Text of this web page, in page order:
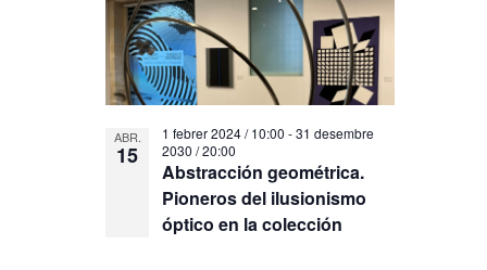
ABR.
15
Abstracción geométrica.
Pioneros del ilusionismo
óptico en la colección
1 febrer 2024 / 10:00 -31 desembre
2030 / 20:00